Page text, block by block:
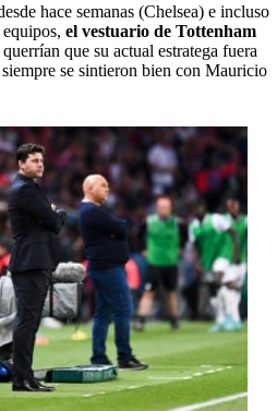
hace semanas (Chelsea) e incluso
el vestuario de Tottenham
que su actual estratega fuera
se sintieron bien con Mauricio